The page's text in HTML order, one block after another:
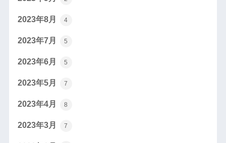
2023年8月 4
2023年7月 5
2023年6月 5
2023年5月 7
2023年4月 8
2023年3月 7